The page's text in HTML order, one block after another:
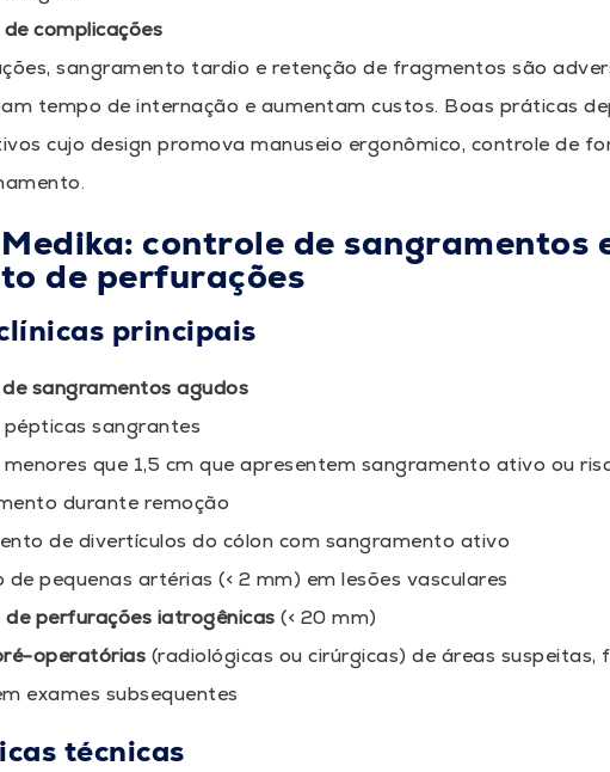
complicações
sangramento tardio e retenção de fragmentos são
tempo de internação e aumentam custos. Boas práticas
cujo design promova manuseio ergonômico, controle de
controle de sangramentos
de perfurações
principais
sangramentos agudos
pépticas sangrantes
que 1,5 cm que apresentem sangramento ativo ou
durante remoção
de divertículos do cólon com sangramento ativo
de pequenas artérias (< 2 mm) em lesões vasculares
de perfurações iatrogênicas (< 20 mm)
operatórias (radiológicas ou cirúrgicas) de áreas suspeitas,
exames subsequentes
técnicas